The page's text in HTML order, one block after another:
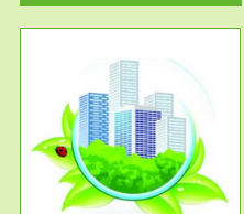
服务范围
政府/园区级VOCs综合管控服务
根据《石化行业挥发性有机物综